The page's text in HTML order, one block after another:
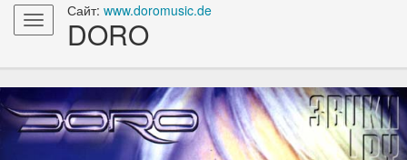
Toggle
navigation
Сайт: www.doromusic.de
DORO
Previous